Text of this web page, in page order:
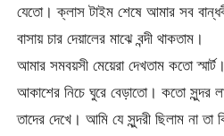
যেতো। ক্লাস টাইম শেষে আমার সব
বাসায় চার দেয়ালের মাঝে বন্দী থাকতাম।
আমার সমবয়সী মেয়েরা দেখতাম কতো স্মার্ট।
আকাশের নিচে ঘুরে বেড়াতো। কতো সুন্দর
তাদের দেখে। আমি যে সুন্দরী ছিলাম না